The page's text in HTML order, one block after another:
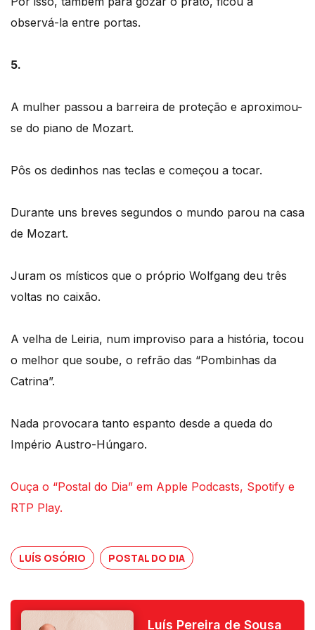
observá-la entre portas.
5.
A mulher passou a barreira de proteção e aproximou-
se do piano de Mozart.
Pôs os dedinhos nas teclas e começou a tocar.
Durante uns breves segundos o mundo parou na casa
de Mozart.
Juram os místicos que o próprio Wolfgang deu três
voltas no caixão.
A velha de Leiria, num improviso para a história, tocou
o melhor que soube, o refrão das “Pombinhas da
Catrina”.
Nada provocara tanto espanto desde a queda do
Império Austro-Húngaro.
Ouça o “Postal do Dia” em Apple Podcasts, Spotify e
RTP Play.
LUÍS OSÓRIO POSTAL DO DIA
Luís Pereira de Sousa